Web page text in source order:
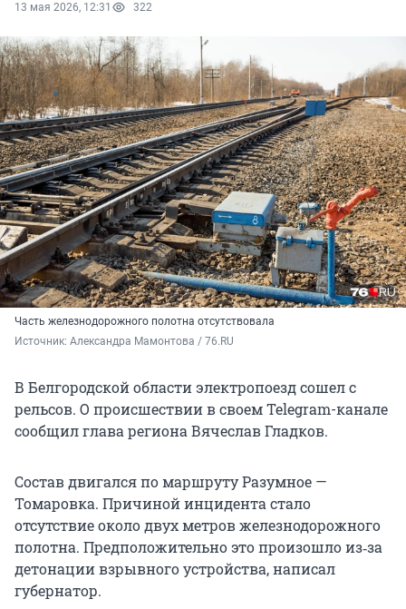
13 мая 2026, 12:31 322
Часть железнодорожного полотна отсутствовала
Источник: Александра Мамонтова / 76.RU
В Белгородской области электропоезд сошел с
рельсов. О происшествии в своем Telegram-канале
сообщил глава региона Вячеслав Гладков.
Состав двигался по маршруту Разумное —
Томаровка. Причиной инцидента стало
отсутствие около двух метров железнодорожного
полотна. Предположительно это произошло из‑за
детонации взрывного устройства, написал
губернатор.